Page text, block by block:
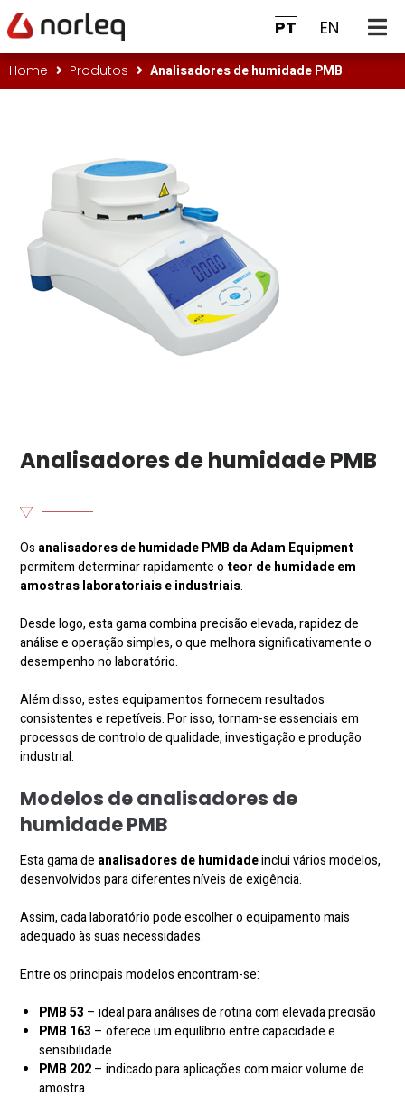
PT EN
Home Produtos Analisadores de humidade PMB
Analisadores de humidade PMB
Os analisadores de humidade PMB da Adam Equipment
permitem determinar rapidamente oteor de humidade em
amostras laboratoriais e industriais.
Desde logo, esta gama combina precisão elevada, rapidez de
análise e operação simples, o que melhora significativamente o
desempenho no laboratório.
Além disso, estes equipamentos fornecem resultados
consistentes e repetíveis. Por isso, tornam-se essenciais em
processos de controlo de qualidade, investigação e produção
industrial.
Modelos de analisadores de
humidade PMB
Esta gama de analisadores de humidadeinclui vários modelos,
desenvolvidos para diferentes níveis de exigência.
Assim, cada laboratório pode escolher o equipamento mais
adequado às suas necessidades.
Entre os principais modelos encontram-se:
PMB 53 – ideal para análises de rotina com elevada precisão
PMB 163 – oferece um equilíbrio entre capacidade e
sensibilidade
PMB 202– indicado para aplicações com maior volume de
amostra